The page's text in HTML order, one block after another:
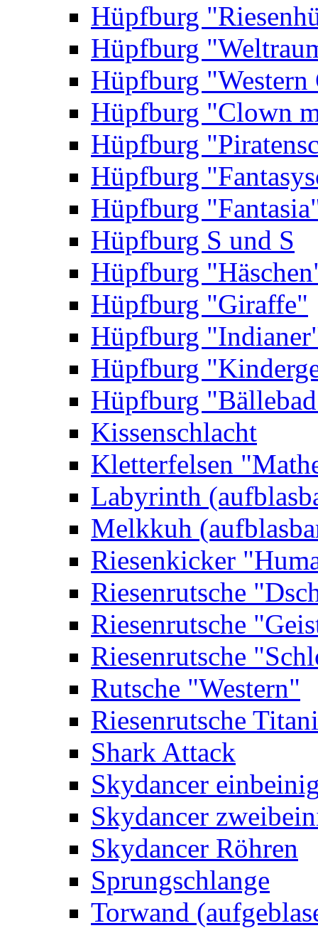
Hüpfburg
Hüpfburg
Hüpfburg
Hüpfburg "Clown
Hüpfburg
Hüpfburg
Hüpfburg
Hüpfburg S und S
Hüpfburg
Hüpfburg "Giraffe"
Hüpfburg
Hüpfburg
Hüpfburg
Kissenschlacht
Kletterfelsen
Labyrinth
Melkkuh
Riesenkicker
Riesenrutsche
Riesenrutsche
Riesenrutsche
Rutsche "Western"
Riesenrutsche
Shark Attack
Skydancer
Skydancer
Skydancer Röhren
Sprungschlange
Torwand